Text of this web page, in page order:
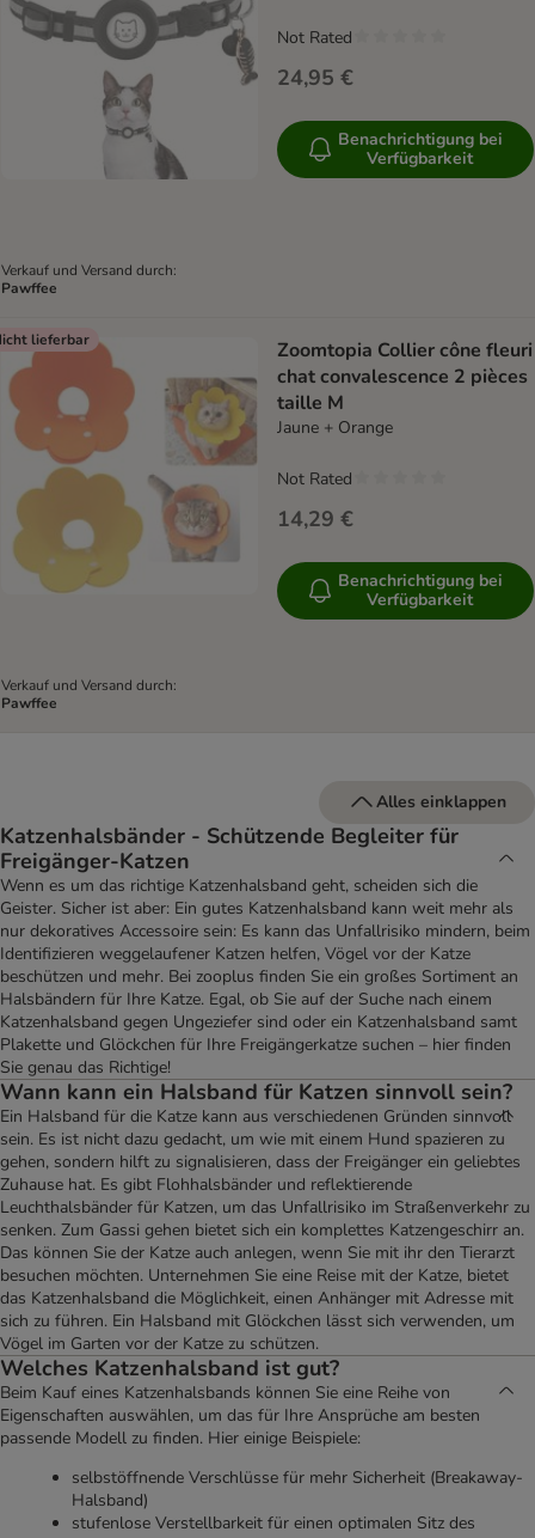
Verkauf und Versand durch:
Pawffee
24,95 €
Not Rated
Benachrichtigung bei
Verfügbarkeit
lieferbar
Verkauf und Versand durch:
Pawffee
Zoomtopia Collier cône fleuri
chat convalescence 2 pièces
taille M
Jaune + Orange
14,29 €
Not Rated
Benachrichtigung bei
Verfügbarkeit
Alles einklappen
Katzenhalsbänder - Schützende Begleiter für
Freigänger-Katzen
Wenn es um das richtige Katzenhalsband geht, scheiden sich die
Geister. Sicher ist aber: Ein gutes Katzenhalsband kann weit mehr als
nur dekoratives Accessoire sein: Es kann das Unfallrisiko mindern, beim
Identifizieren weggelaufener Katzen helfen, Vögel vor der Katze
beschützen und mehr. Bei zooplus finden Sie ein großes Sortiment an
Halsbändern für Ihre Katze. Egal, ob Sie auf der Suche nach einem
Katzenhalsband gegen Ungeziefer sind oder ein Katzenhalsband samt
Plakette und Glöckchen für Ihre Freigängerkatze suchen – hier finden
Sie genau das Richtige!
Wann kann ein Halsband für Katzen sinnvoll sein?
Ein Halsband für die Katze kann aus verschiedenen Gründen sinnvoll
sein. Es ist nicht dazu gedacht, um wie mit einem Hund spazieren zu
gehen, sondern hilft zu signalisieren, dass der Freigänger ein geliebtes
Zuhause hat. Es gibt Flohhalsbänder und reflektierende
Leuchthalsbänder für Katzen, um das Unfallrisiko im Straßenverkehr zu
senken. Zum Gassi gehen bietet sich ein komplettes Katzengeschirr an.
Das können Sie der Katze auch anlegen, wenn Sie mit ihr den Tierarzt
besuchen möchten. Unternehmen Sie eine Reise mit der Katze, bietet
das Katzenhalsband die Möglichkeit, einen Anhänger mit Adresse mit
sich zu führen. Ein Halsband mit Glöckchen lässt sich verwenden, um
Vögel im Garten vor der Katze zu schützen.
Welches Katzenhalsband ist gut?
Beim Kauf eines Katzenhalsbands können Sie eine Reihe von
Eigenschaften auswählen, um das für Ihre Ansprüche am besten
passende Modell zu finden. Hier einige Beispiele:
selbstöffnende Verschlüsse für mehr Sicherheit (Breakaway-
Halsband)
stufenlose Verstellbarkeit für einen optimalen Sitz des